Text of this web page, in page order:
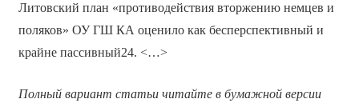
Литовский план «противодействия вторжению немцев и
поляков» ОУ ГШ КА оценило как бесперспективный и
крайне пассивный24. <…>
Полный вариант статьи читайте в бумажной версии